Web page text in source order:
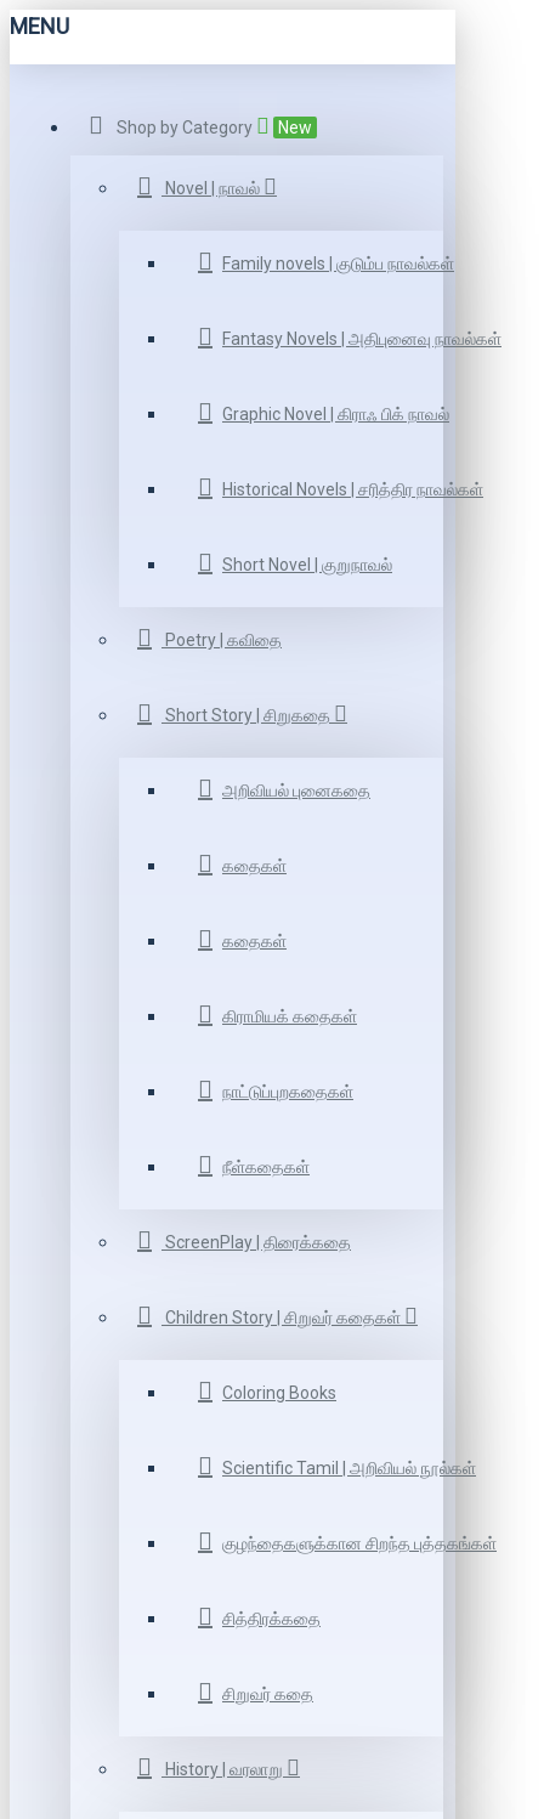
MENU
Shop by Category New
Novel | நாவல்
Family novels | குடும்ப நாவல்கள்
Fantasy Novels | அதிபுனைவு நாவல்கள்
Graphic Novel | கிராஃ பிக் நாவல்
Historical Novels | சரித்திர நாவல்கள்
Short Novel | குறுநாவல்
Poetry | கவிதை
Short Story | சிறுகதை
அறிவியல் புனைகதை
கதைகள்
கதைகள்
கிராமியக் கதைகள்
நாட்டுப்புறகதைகள்
நீள்கதைகள்
ScreenPlay | திரைக்கதை
Children Story | சிறுவர் கதைகள்
Coloring Books
Scientific Tamil | அறிவியல் நூல்கள்
குழந்தைகளுக்கான சிறந்த புத்தகங்கள்
சித்திரக்கதை
சிறுவர் கதை
History | வரலாறு